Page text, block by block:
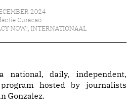
2024
Curacao
NOW!, INTERNATIONAAL
national, daily, independent,
hosted by journalists
Gonzalez.